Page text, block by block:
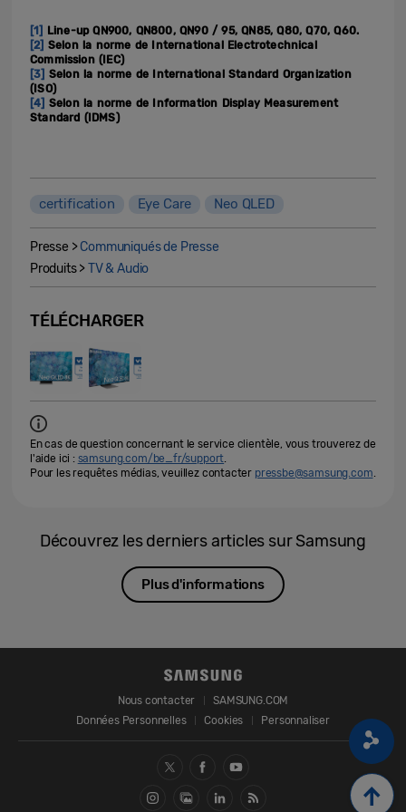
[1]
Line-up QN900, QN800, QN90 / 95, QN85, Q80, Q70, Q60.
[2] Selon la norme de International Electrotechnical
Commission (IEC)
[3] Selon la norme de International Standard Organization
(ISO)
[4] Selon la norme de Information Display Measurement
Standard (IDMS)
certification Eye Care Neo QLED
Presse >Communiqués de Presse
Produits >TV & Audio
TÉLÉCHARGER
En cas de question concernant le service clientèle, vous trouverez de
l'aide ici : samsung.com/be_fr/support.
Pour les requêtes médias, veuillez contacter pressbe@samsung.com.
Découvrez les derniers articles sur Samsung
Plus d'informations
Nous contacter
SAMSUNG.COM
Données Personnelles
Cookies Personnaliser